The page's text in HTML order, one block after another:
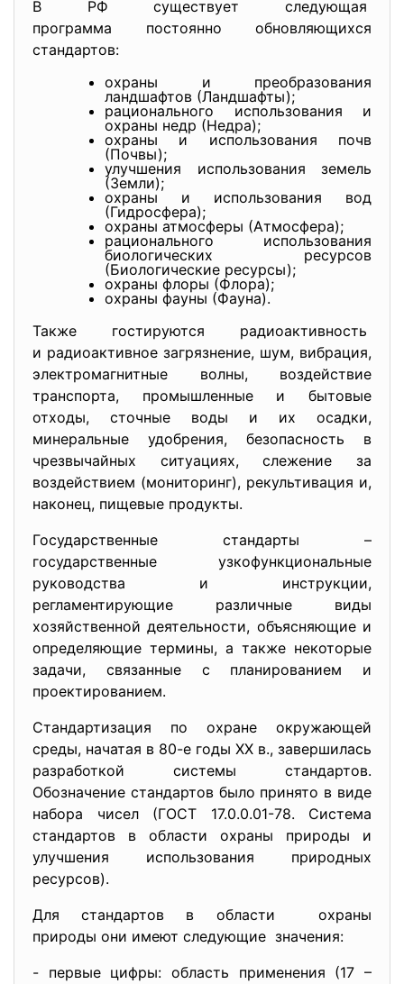
В РФ существует следующая
программа постоянно обновляющихся
стандартов:
охраны и преобразования
ландшафтов (Ландшафты);
рационального использования и
охраны недр (Недра);
охраны и использования почв
(Почвы);
улучшения использования земель
(Земли);
охраны и использования вод
(Гидросфера);
охраны атмосферы (Атмосфера);
рационального использования
биологических ресурсов
(Биологические ресурсы);
охраны флоры (Флора);
охраны фауны (Фауна).
Также гостируются радиоактивность
и радиоактивное загрязнение, шум, вибрация,
электромагнитные волны, воздействие
транспорта, промышленные и бытовые
отходы, сточные воды и их осадки,
минеральные удобрения, безопасность в
чрезвычайных ситуациях, слежение за
воздействием (мониторинг), рекультивация и,
наконец, пищевые продукты.
Государственные стандарты –
государственные узкофункциональные
руководства и инструкции,
регламентирующие различные виды
хозяйственной деятельности, объясняющие и
определяющие термины, а также некоторые
задачи, связанные с планированием и
проектированием.
Стандартизация по охране окружающей
среды, начатая в 80-е годы XX в., завершилась
разработкой системы стандартов.
Обозначение стандартов было принято в виде
набора чисел (ГОСТ 17.0.0.01-78. Система
стандартов в области охраны природы и
улучшения использования природных
ресурсов).
Для стандартов в области охраны
природы они имеют следующие значения:
- первые цифры: область применения (17 –